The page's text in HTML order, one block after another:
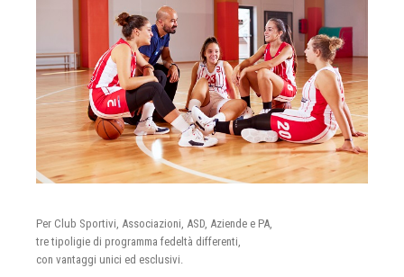
Per Club Sportivi, Associazioni, ASD, Aziende e PA,
tre tipoligie di programma fedeltà differenti,
con vantaggi unici ed esclusivi.